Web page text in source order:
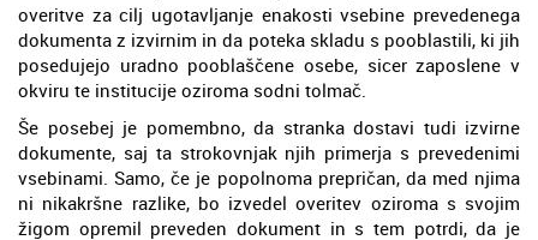
overitve za cilj ugotavljanje enakosti vsebine prevedenega
dokumenta z izvirnim in da poteka skladu s pooblastili, ki jih
posedujejo uradno pooblaščene osebe, sicer zaposlene v
okviru te institucije oziroma sodni tolmač.
Še posebej je pomembno, da stranka dostavi tudi izvirne
dokumente, saj ta strokovnjak njih primerja s prevedenimi
vsebinami. Samo, če je popolnoma prepričan, da med njima
ni nikakršne razlike, bo izvedel overitev oziroma s svojim
žigom opremil preveden dokument in s tem potrdi, da je